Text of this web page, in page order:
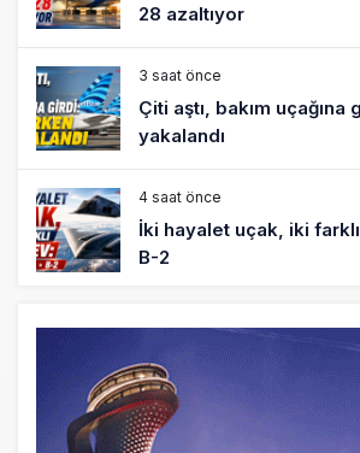
28 azaltıyor
3 saat önce
Çiti aştı, bakım uçağına
yakalandı
4 saat önce
İki hayalet uçak, iki
B-2
THY ve Pegasus
Havayolları Arasında
6 saat önce